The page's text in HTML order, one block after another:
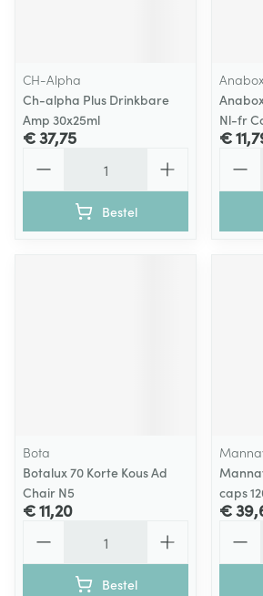
CH-Alpha
Ch-alpha Plus Drinkbare
Amp 30x25ml
€ 37,75
Bestel
Anabox
Nl-fr
€
Bota
Botalux 70 Korte Kous Ad
Chair N5
€ 11,20
Bestel
caps
€